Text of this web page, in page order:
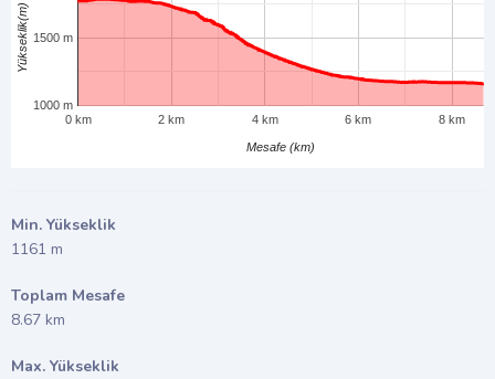
0 km 2 km 4 km 6 km 8 km
1000 m
1500 m
Mesafe (km)
Yükseklik(m)
Min. Yükseklik
1161 m
Toplam Mesafe
8.67 km
Max. Yükseklik